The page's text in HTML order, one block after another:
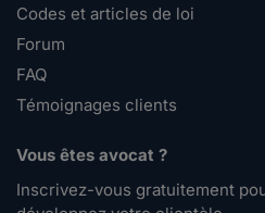
Codes et articles de loi
Forum
FAQ
Témoignages clients
Vous êtes avocat ?
Inscrivez-vous gratuitement